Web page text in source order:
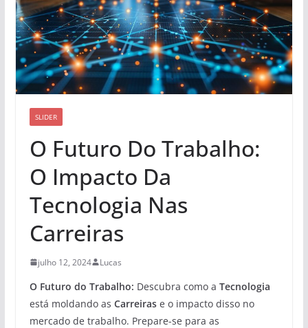
SLIDER
O Futuro Do Trabalho:
O Impacto Da
Tecnologia Nas
Carreiras
julho 12, 2024 Lucas
O Futuro do Trabalho: Descubra como a Tecnologia
está moldando as Carreirase o impacto disso no
mercado de trabalho. Prepare-se para as